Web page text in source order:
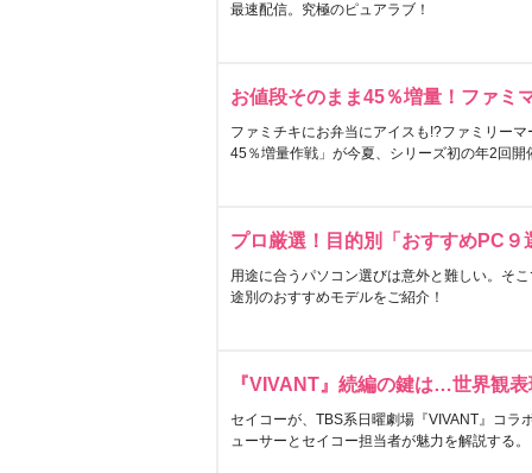
最速配信。究極のピュアラブ！
お値段そのまま45％増量！ファミ
ファミチキにお弁当にアイスも!?ファミリー
45％増量作戦」が今夏、シリーズ初の年2回開
プロ厳選！目的別「おすすめPC９
用途に合うパソコン選びは意外と難しい。そ
途別のおすすめモデルをご紹介！
『VIVANT』続編の鍵は…世界観
セイコーが、TBS系日曜劇場『VIVANT』コラ
ューサーとセイコー担当者が魅力を解説する。